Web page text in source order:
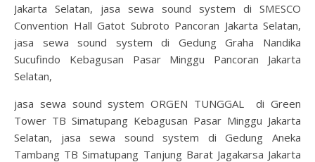
Jakarta Selatan, jasa sewa sound system di SMESCO
Convention Hall Gatot Subroto Pancoran Jakarta Selatan,
jasa sewa sound system di Gedung Graha Nandika
Sucufindo Kebagusan Pasar Minggu Pancoran Jakarta
Selatan,
jasa sewa sound system ORGEN TUNGGAL di Green
Tower TB Simatupang Kebagusan Pasar Minggu Jakarta
Selatan, jasa sewa sound system di Gedung Aneka
Tambang TB Simatupang Tanjung Barat Jagakarsa Jakarta